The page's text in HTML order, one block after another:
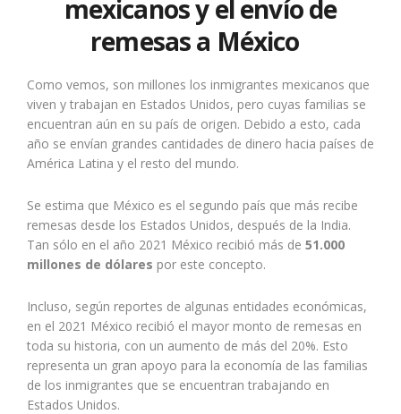
mexicanos y el envío de
remesas a México
Como vemos, son millones los inmigrantes mexicanos que
viven y trabajan en Estados Unidos, pero cuyas familias se
encuentran aún en su país de origen. Debido a esto, cada
año se envían grandes cantidades de dinero hacia países de
América Latina y el resto del mundo.
Se estima que México es el segundo país que más recibe
remesas desde los Estados Unidos, después de la India.
Tan sólo en el año 2021 México recibió más de 51.000
millones de dólares por este concepto.
Incluso, según reportes de algunas entidades económicas,
en el 2021 México recibió el mayor monto de remesas en
toda su historia, con un aumento de más del 20%. Esto
representa un gran apoyo para la economía de las familias
de los inmigrantes que se encuentran trabajando en
Estados Unidos.